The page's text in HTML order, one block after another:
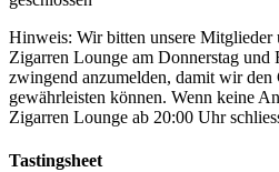
Hinweis: Wir bitten unsere Mitglieder
Zigarren Lounge am Donnerstag
zwingend anzumelden, damit wir den
gewährleisten können. Wenn keine
Zigarren Lounge ab 20:00 Uhr
Tastingsheet